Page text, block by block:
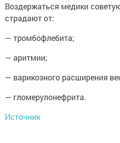
Воздержаться медики
страдают от:
— тромбофлебита;
— аритмии;
— варикозного расширения
— гломерулонефрита.
Источник